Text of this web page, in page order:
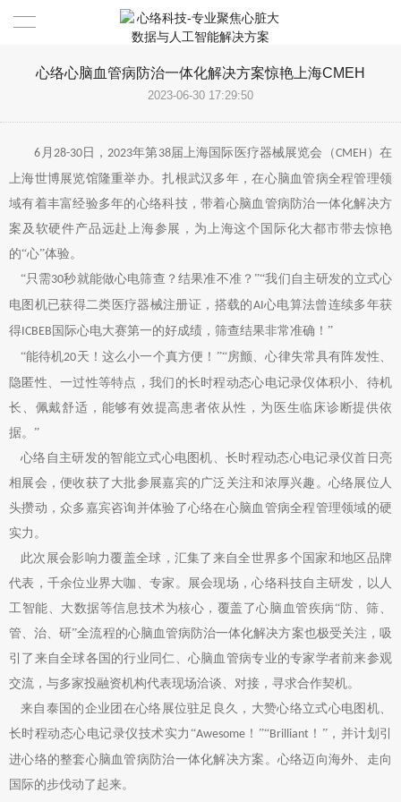
首页
产品
成功案例
新闻
应用下载
联系我们
关于我们
心络心脑血管病防治一体化解决方案惊艳上海CMEH
2023-06-30 17:29:50
6 月 28-30日，2023年第38届上海国际医疗器械展览会（CMEH ）在
上海世博展览馆隆重举办。扎根武汉多年，在心脑血管病全程管理领
域有着丰富经验多年的心络科技，带着心脑血管病防治一体化解决方
案及软硬件产品远赴上海参展，为上海这个国际化大都市带去惊艳
的“心”体验。
“只需30秒就能做心电筛查？结果准不准？”“我们自主研发的立式心
电图机已获得二类医疗器械注册证，搭载的AI心电算法曾连续多年获
得ICBEB 国际心电大赛第一的好成绩，筛查结果非常准确！”
“能待机20天！这么小一个真方便！”“房颤、心律失常具有阵发性、
隐匿性、一过性等特点，我们的长时程动态心电记录仪体积小、待机
长、佩戴舒适，能够有效提高患者依从性，为医生临床诊断提供依
据。”
心络自主研发的智能立式心电图机、长时程动态心电记录仪首日亮
相展会，便收获了大批参展嘉宾的广泛关注和浓厚兴趣。心络展位人
头攒动，众多嘉宾咨询并体验了心络在心脑血管病全程管理领域的硬
实力。
此次展会影响力覆盖全球，汇集了来自全世界多个国家和地区品牌
代表，千余位业界大咖、专家。展会现场，心络科技自主研发，以人
工智能、大数据等信息技术为核心，覆盖了心脑血管疾病“防、筛、
管、治、研”全流程的心脑血管病防治一体化解决方案也极受关注，吸
引了来自全球各国的行业同仁、心脑血管病专业的专家学者前来参观
交流，与多家投融资机构代表现场洽谈、对接，寻求合作契机。
来自泰国的企业团在心络展位驻足良久，大赞心络立式心电图机、
长时程动态心电记录仪技术实力“Awesome！”“Brilliant！”，并计划引
进心络的整套心脑血管病防治一体化解决方案。心络迈向海外、走向
国际的步伐动了起来。